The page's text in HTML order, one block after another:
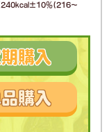
(240kcal±10％(216～
購入
購入